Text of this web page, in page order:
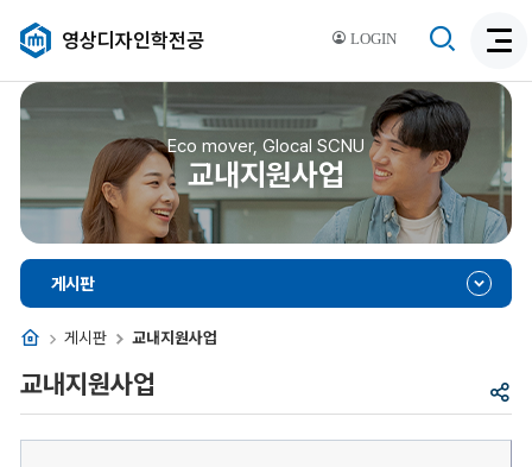
LOGIN
영상디자인학전공
색
활
성
색
Eco mover, Glocal SCNU
교내지원사업
홈 게시판 교내지원사업
게시판
공
교내지원사업